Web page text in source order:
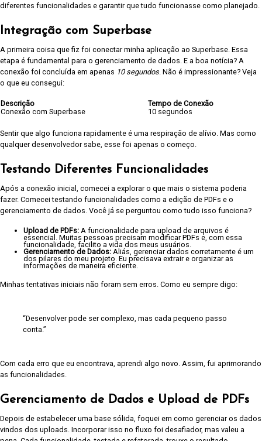
diferentes funcionalidades e garantir que tudo funcionasse como planejado.
Integração com Superbase
A primeira coisa que fiz foi conectar minha aplicação ao Superbase. Essa
etapa é fundamental para o gerenciamento de dados. E a boa notícia? A
conexão foi concluída em apenas 10 segundos. Não é impressionante? Veja
o que eu consegui:
Descrição
Tempo de Conexão
Conexão com Superbase
10 segundos
Sentir que algo funciona rapidamente é uma respiração de alívio. Mas como
qualquer desenvolvedor sabe, esse foi apenas o começo.
Testando Diferentes Funcionalidades
Após a conexão inicial, comecei a explorar o que mais o sistema poderia
fazer. Comecei testando funcionalidades como a edição de PDFs e o
gerenciamento de dados. Você já se perguntou como tudo isso funciona?
Upload de PDFs: A funcionalidade para upload de arquivos é
essencial. Muitas pessoas precisam modificar PDFs e, com essa
funcionalidade, facilito a vida dos meus usuários.
Gerenciamento de Dados: Aliás, gerenciar dados corretamente é um
dos pilares do meu projeto. Eu precisava extrair e organizar as
informações de maneira eficiente.
Minhas tentativas iniciais não foram sem erros. Como eu sempre digo:
“Desenvolver pode ser complexo, mas cada pequeno passo
conta.”
Com cada erro que eu encontrava, aprendi algo novo. Assim, fui aprimorando
as funcionalidades.
Gerenciamento de Dados e Upload de PDFs
Depois de estabelecer uma base sólida, foquei em como gerenciar os dados
vindos dos uploads. Incorporar isso no fluxo foi desafiador, mas valeu a